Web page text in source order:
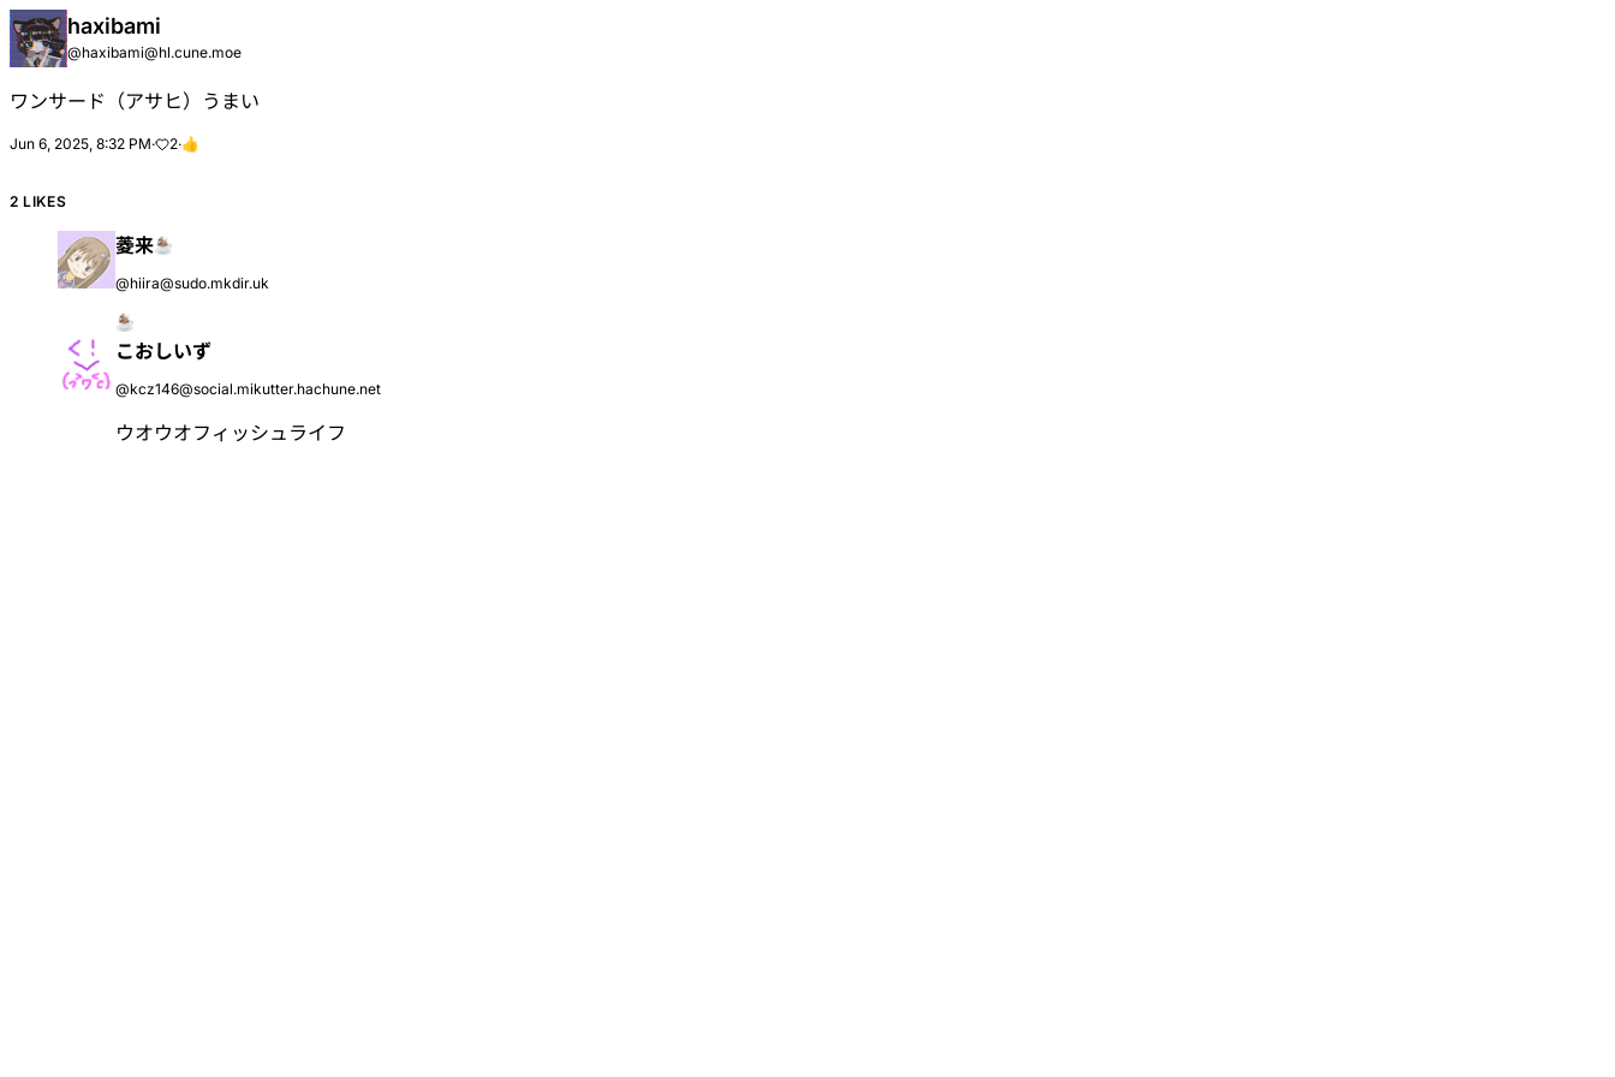
haxibami
@haxibami@hl.cune.moe
ワンサード（アサヒ）うまい
Jun 6, 2025, 8:32 PM· 2·👍
2 LIKES
菱来
@hiira@sudo.mkdir.uk
こおしいず
@kcz146@social.mikutter.hachune.net
ウオウオフィッシュライフ